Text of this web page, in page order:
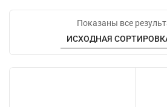
Показаны все